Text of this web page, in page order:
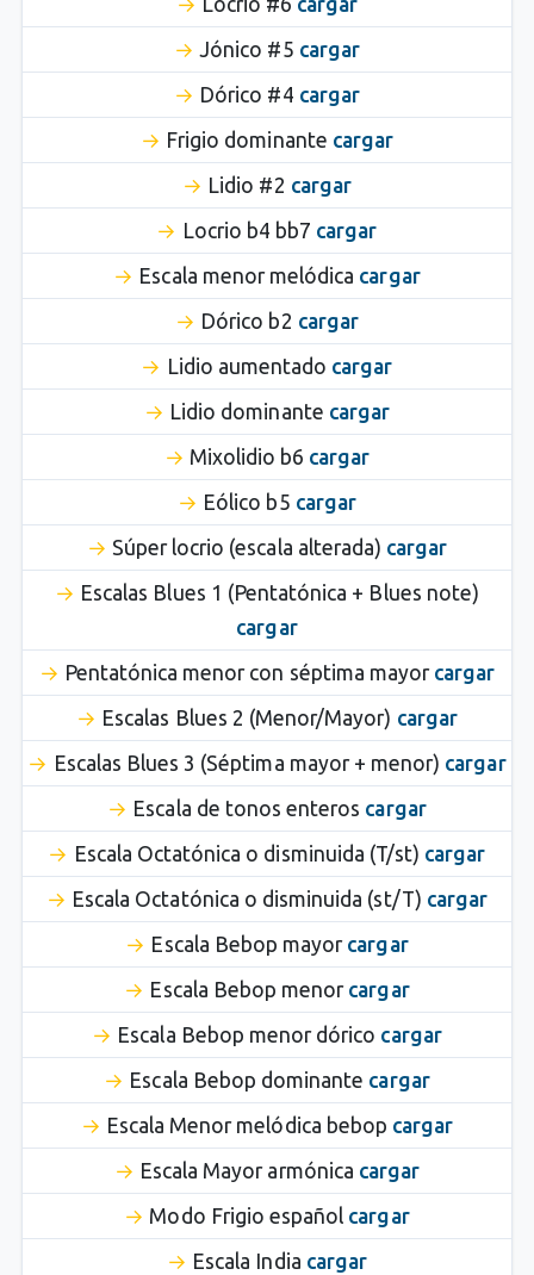
Jónico #5 cargar
Dórico #4 cargar
Frigio dominante cargar
Lidio #2 cargar
Locrio b4 bb7 cargar
Escala menor melódica cargar
Dórico b2 cargar
Lidio aumentado cargar
Lidio dominante cargar
Mixolidio b6 cargar
Eólico b5 cargar
Súper locrio (escala alterada) cargar
Escalas Blues 1 (Pentatónica + Blues note)
cargar
Pentatónica menor con séptima mayor cargar
Escalas Blues 2 (Menor/Mayor) cargar
Escalas Blues 3 (Séptima mayor + menor) cargar
Escala de tonos enteros cargar
Escala Octatónica o disminuida (T/st) cargar
Escala Octatónica o disminuida (st/T) cargar
Escala Bebop mayor cargar
Escala Bebop menor cargar
Escala Bebop menor dórico cargar
Escala Bebop dominante cargar
Escala Menor melódica bebop cargar
Escala Mayor armónica cargar
Modo Frigio español cargar
Escala India cargar